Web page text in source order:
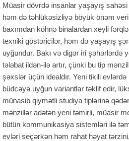
Müasir dövrdə insanlar yaşayış
həm də təhlükəsizliyə böyük önəm
baxımdan köhnə binalardan xeyli
texniki göstəricilər, həm də yaşayış
uyğundur. Bakı və digər iri şəhərlərdə
tələbat ildən-ilə artır, çünki bu tip
şəxslər üçün idealdır. Yeni tikili
büdcəyə uyğun variantlar təklif edir,
münasib qiymətli studiya tiplərinə
mənzillər adətən yeni təmirli, müasir
bütün kommunikasiya sistemləri ilə
evləri seçərkən həm rahat həyat